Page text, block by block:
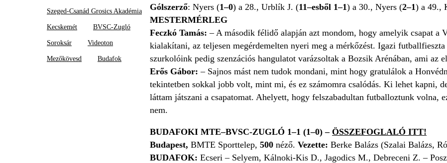
Szeged-Csanád Grosics Akadémia
Kecskemét BVSC-Zugló
Soroksár Videoton
Mezőkövesd Budafok
Gólszerző: Nyers (1–0) a 28., Urblík J. (11–esből 1–1) a 30., Nyers (2–1) a 49.,
MESTERMÉRLEG
Feczkó Tamás:– A második félidő alapján azt mondom, hogy amelyik csapat a
kialakítani, az teljesen megérdemelten nyeri meg a mérkőzést. Igazi
szurkolóink pedig szenzációs hangulatot varázsoltak a Bozsik Arénában, ami az
Erős Gábor:– Sajnos mást nem tudok mondani, mint hogy gratulálok a
tekintetben sokkal jobb volt, mint mi, és ez számomra csalódás. Ki lehet kapni,
láttam játszani a csapatomat. Ahelyett, hogy felszabadultan futballoztunk volna,
nem.
BUDAFOKI MTE–BVSC-ZUGLÓ 1–1 (1–0)– ÖSSZEFOGLALÓ ITT!
Budapest, BMTE Sporttelep, 500 néző. Vezette: Berke Balázs (Szalai Balázs,
BUDAFOK: Ecseri – Selyem, Kálnoki-Kis D., Jagodics M., Debreceni Z. –